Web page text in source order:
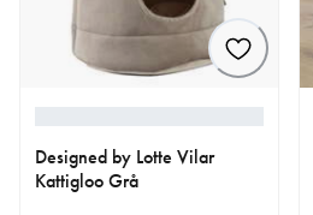
Designed by Lotte Vilar
Kattigloo Grå